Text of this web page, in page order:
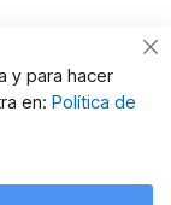
y para hacer
en: Política de